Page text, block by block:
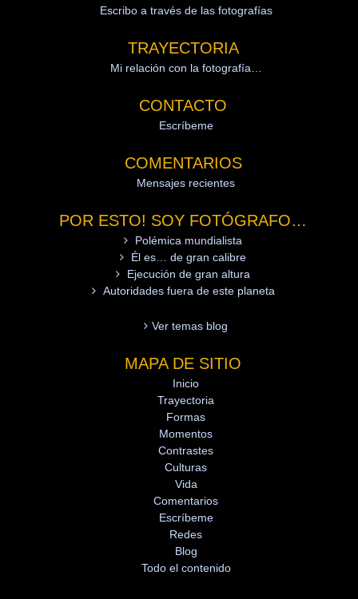
Escribo a través de las fotografías
TRAYECTORIA
Mi relación con la fotografía…
CONTACTO
Escríbeme
COMENTARIOS
Mensajes recientes
POR ESTO! SOY FOTÓGRAFO…
Polémica mundialista
Él es… de gran calibre
Ejecución de gran altura
Autoridades fuera de este planeta
Ver temas blog
MAPA DE SITIO
Inicio
Trayectoria
Formas
Momentos
Contrastes
Culturas
Vida
Comentarios
Escríbeme
Redes
Blog
Todo el contenido